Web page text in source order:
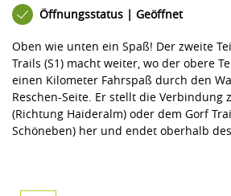
Öffnungsstatus | Geöffnet
Oben wie unten ein Spaß! Der zweite
Trails (S1) macht weiter, wo der obere
einen Kilometer Fahrspaß durch den
Reschen-Seite. Er stellt die Verbindung
(Richtung Haideralm) oder dem Gorf
Schöneben) her und endet oberhalb